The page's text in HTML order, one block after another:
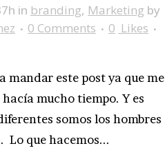
in branding, Marketing by
0 Comments 0 Likes
mandar este post ya que me
mucho tiempo. Y es
somos los hombres
Lo que hacemos...